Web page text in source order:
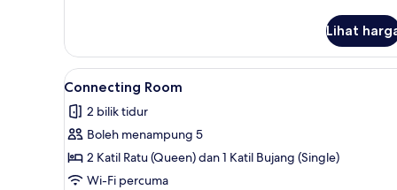
Bedroom
Suite
Lihat
Lihat
semua
foto
untuk
Connecting
Room
Connecting Room | Peti besi
8
Connecting Room
2 bilik tidur
Boleh menampung 5
2 Katil Ratu (Queen) dan 1 Katil Bujang (Single)
Wi-Fi percuma